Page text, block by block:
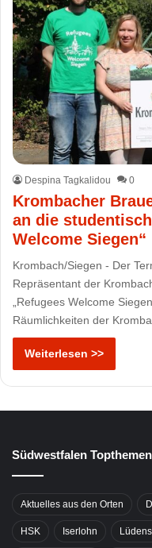
Despina Tagkalidou 0
Krombacher
an die
Welcome Siegen“
Krombach/Siegen - Der
Repräsentant der
„Refugees Welcome
Räumlichkeiten der
Weiterlesen >>
Südwestfalen
Aktuelles aus den Orten
HSK Iserlohn